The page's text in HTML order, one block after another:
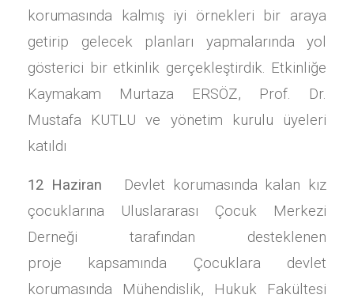
korumasında kalmış iyi örnekleri bir araya
getirip gelecek planları yapmalarında yol
gösterici bir etkinlik gerçekleştirdik. Etkinliğe
Kaymakam Murtaza ERSÖZ, Prof. Dr.
Mustafa KUTLU ve yönetim kurulu üyeleri
katıldı
12 Haziran
Devlet korumasında kalan kız
çocuklarına Uluslararası Çocuk Merkezi
Derneği tarafından desteklenen
proje kapsamında Çocuklara devlet
korumasında Mühendislik, Hukuk Fakültesi